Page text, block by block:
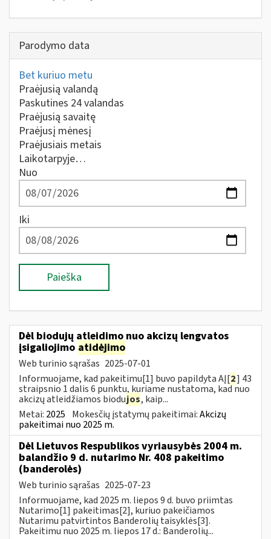
Parodymo data
Bet kuriuo metu
Praėjusią valandą
Paskutines 24 valandas
Praėjusią savaitę
Praėjusį mėnesį
Praėjusiais metais
Laikotarpyje…
Nuo
Iki
Paieška
Dėl biodujų atleidimo nuo akcizų lengvatos
įsigaliojimo atidėjimo
Web turinio sąrašas 2025-07-01
Informuojame, kad pakeitimu[1] buvo papildyta AĮ[2] 43
straipsnio 1 dalis 6 punktu, kuriame nustatoma, kad nuo
akcizų atleidžiamos biodujos, kaip...
Metai: 2025 Mokesčių įstatymų pakeitimai:Akcizų
pakeitimai nuo 2025 m.
Dėl Lietuvos Respublikos vyriausybės 2004 m.
balandžio 9 d. nutarimo Nr. 408 pakeitimo
(banderolės)
Web turinio sąrašas 2025-07-23
Informuojame, kad 2025 m. liepos 9 d. buvo priimtas
Nutarimo[1] pakeitimas[2], kuriuo pakeičiamos
Nutarimu patvirtintos Banderolių taisyklės[3].
Pakeitimu nuo 2025 m. liepos 17 d.: Banderolių...